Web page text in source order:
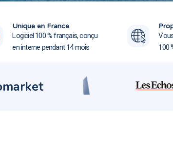
Unique en France
Logiciel 100 % français, conçu
en interne pendant 14 mois
100